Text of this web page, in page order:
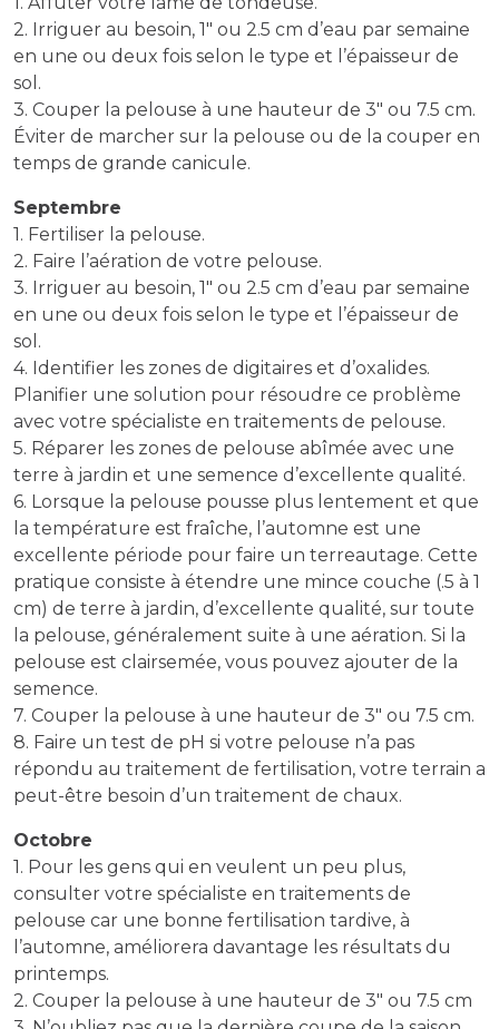
2. Irriguer au besoin, 1″ ou 2.5 cm d’eau par semaine
en une ou deux fois selon le type et l’épaisseur de
sol.
3. Couper la pelouse à une hauteur de 3″ ou 7.5 cm.
Éviter de marcher sur la pelouse ou de la couper en
temps de grande canicule.
Septembre
1. Fertiliser la pelouse.
2. Faire l’aération de votre pelouse.
3. Irriguer au besoin, 1″ ou 2.5 cm d’eau par semaine
en une ou deux fois selon le type et l’épaisseur de
sol.
4. Identifier les zones de digitaires et d’oxalides.
Planifier une solution pour résoudre ce problème
avec votre spécialiste en traitements de pelouse.
5. Réparer les zones de pelouse abîmée avec une
terre à jardin et une semence d’excellente qualité.
6. Lorsque la pelouse pousse plus lentement et que
la température est fraîche, l’automne est une
excellente période pour faire un terreautage. Cette
pratique consiste à étendre une mince couche (.5 à 1
cm) de terre à jardin, d’excellente qualité, sur toute
la pelouse, généralement suite à une aération. Si la
pelouse est clairsemée, vous pouvez ajouter de la
semence.
7. Couper la pelouse à une hauteur de 3″ ou 7.5 cm.
8. Faire un test de pH si votre pelouse n’a pas
répondu au traitement de fertilisation, votre terrain a
peut-être besoin d’un traitement de chaux.
Octobre
1. Pour les gens qui en veulent un peu plus,
consulter votre spécialiste en traitements de
pelouse car une bonne fertilisation tardive, à
l’automne, améliorera davantage les résultats du
printemps.
2. Couper la pelouse à une hauteur de 3″ ou 7.5 cm